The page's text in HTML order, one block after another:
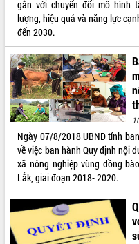
Hôm nay: 4933
Tất cả:
66017673
gắn với chuyển đổi mô hình
lượng, hiệu quả và năng lực
đến 2030.
Ngày 07/8/2018 UBND tỉnh
về việc ban hành Quy định nội
xã nông nghiệp vùng đồng
Lắk, giai đoạn 2018- 2020.